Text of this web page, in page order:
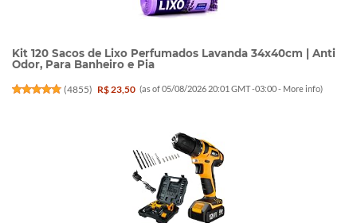
Kit 120 Sacos de Lixo Perfumados Lavanda 34x40cm | Anti
Odor, Para Banheiro e Pia
(4855) R$ 23,50 (as of 05/08/2026 20:01 GMT -03:00 - More info)